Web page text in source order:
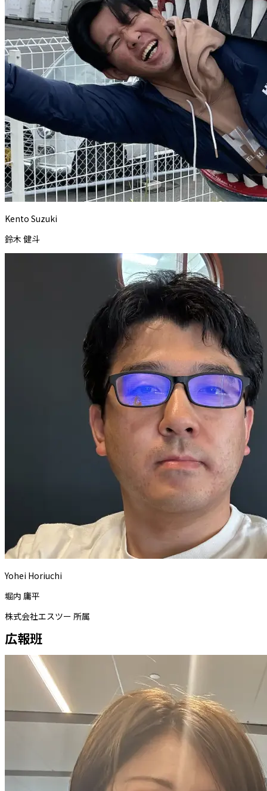
Kento Suzuki
鈴木 健斗
Yohei Horiuchi
堀内 庸平
株式会社エスツー 所属
広報班